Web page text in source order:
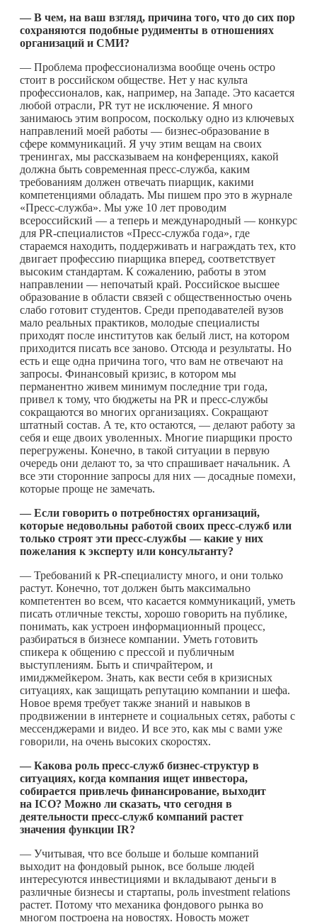
— В чем, на ваш взгляд, причина того, что до сих пор
сохраняются подобные рудименты в отношениях
организаций и СМИ?
— Проблема профессионализма вообще очень остро
стоит в российском обществе. Нет у нас культа
профессионалов, как, например, на Западе. Это касается
любой отрасли, PR тут не исключение. Я много
занимаюсь этим вопросом, поскольку одно из ключевых
направлений моей работы — бизнес-образование в
сфере коммуникаций. Я учу этим вещам на своих
тренингах, мы рассказываем на конференциях, какой
должна быть современная пресс-служба, каким
требованиям должен отвечать пиарщик, какими
компетенциями обладать. Мы пишем про это в журнале
«Пресс-служба». Мы уже 10 лет проводим
всероссийский — а теперь и международный — конкурс
для PR-специалистов «Пресс-служба года», где
стараемся находить, поддерживать и награждать тех, кто
двигает профессию пиарщика вперед, соответствует
высоким стандартам. К сожалению, работы в этом
направлении — непочатый край. Российское высшее
образование в области связей с общественностью очень
слабо готовит студентов. Среди преподавателей вузов
мало реальных практиков, молодые специалисты
приходят после институтов как белый лист, на котором
приходится писать все заново. Отсюда и результаты. Но
есть и еще одна причина того, что вам не отвечают на
запросы. Финансовый кризис, в котором мы
перманентно живем минимум последние три года,
привел к тому, что бюджеты на PR и пресс-службы
сокращаются во многих организациях. Сокращают
штатный состав. А те, кто остаются, — делают работу за
себя и еще двоих уволенных. Многие пиарщики просто
перегружены. Конечно, в такой ситуации в первую
очередь они делают то, за что спрашивает начальник. А
все эти сторонние запросы для них — досадные помехи,
которые проще не замечать.
— Если говорить о потребностях организаций,
которые недовольны работой своих пресс-служб или
только строят эти пресс-службы — какие у них
пожелания к эксперту или консультанту?
— Требований к PR-специалисту много, и они только
растут. Конечно, тот должен быть максимально
компетентен во всем, что касается коммуникаций, уметь
писать отличные тексты, хорошо говорить на публике,
понимать, как устроен информационный процесс,
разбираться в бизнесе компании. Уметь готовить
спикера к общению с прессой и публичным
выступлениям. Быть и спичрайтером, и
имиджмейкером. Знать, как вести себя в кризисных
ситуациях, как защищать репутацию компании и шефа.
Новое время требует также знаний и навыков в
продвижении в интернете и социальных сетях, работы с
мессенджерами и видео. И все это, как мы с вами уже
говорили, на очень высоких скоростях.
— Какова роль пресс-служб бизнес-структур в
ситуациях, когда компания ищет инвестора,
собирается привлечь финансирование, выходит
на ICO? Можно ли сказать, что сегодня в
деятельности пресс-служб компаний растет
значения функции IR?
— Учитывая, что все больше и больше компаний
выходит на фондовый рынок, все больше людей
интересуются инвестициями и вкладывают деньги в
различные бизнесы и стартапы, роль investment relations
растет. Потому что механика фондового рынка во
многом построена на новостях. Новость может